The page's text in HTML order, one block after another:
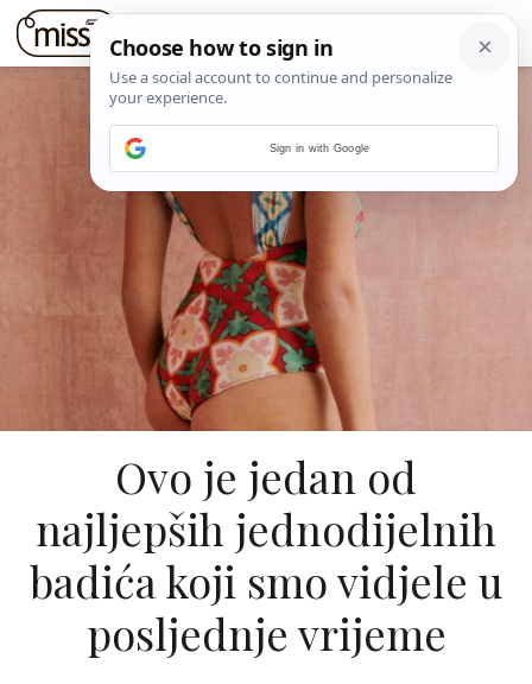
Ovo je jedan od
najljepših jednodijelnih
badića koji smo vidjele u
posljednje vrijeme
Sign in with Google